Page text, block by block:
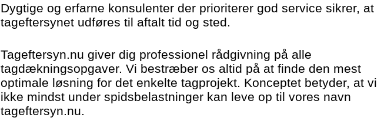
Dygtige og erfarne konsulenter der prioriterer god service sikrer, at
tageftersynet udføres til aftalt tid og sted.
Tageftersyn.nu giver dig professionel rådgivning på alle
tagdækningsopgaver. Vi bestræber os altid på at finde den mest
optimale løsning for det enkelte tagprojekt. Konceptet betyder, at vi
ikke mindst under spidsbelastninger kan leve op til vores navn
tageftersyn.nu.